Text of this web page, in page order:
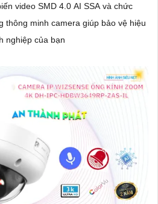
video SMD 4.0 AI SSA và chức
thông minh camera giúp bảo vệ hiệu
nghiệp của bạn